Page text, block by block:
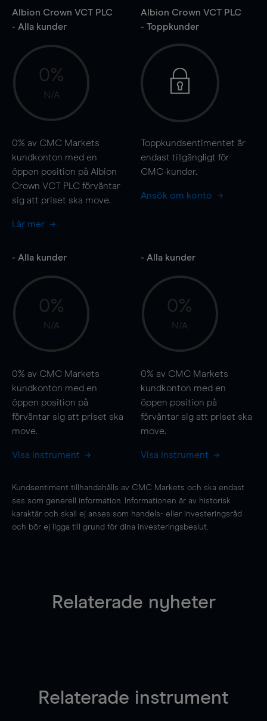
Albion Crown VCT PLC
- Alla kunder
0%
N/A
0% av CMC Markets
kundkonton med en
öppen position på Albion
Crown VCT PLC förväntar
sig att priset ska move.
Lär mer
Albion Crown VCT PLC
- Toppkunder
Toppkundsentimentet är
endast tillgängligt för
CMC-kunder.
Ansök om konto
- Alla kunder
0%
N/A
0% av CMC Markets
kundkonton med en
öppen position på
förväntar sig att priset ska
move.
Visa instrument
- Alla kunder
0%
N/A
0% av CMC Markets
kundkonton med en
öppen position på
förväntar sig att priset ska
move.
Visa instrument
Kundsentiment tillhandahålls av CMC Markets och ska endast
ses som generell information. Informationen är av historisk
karaktär och skall ej anses som handels- eller investeringsråd
och bör ej ligga till grund för dina investeringsbeslut.
Relaterade nyheter
Relaterade instrument